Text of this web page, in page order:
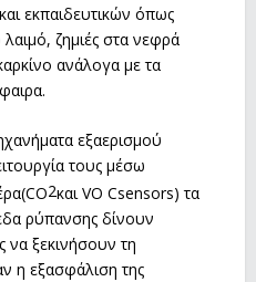
εκπαιδευτικών όπως
λαιμό, ζημιές στα νεφρά
ανάλογα με τα
εξαερισμού
τους μέσω
2και VO Csensors) τα
ρύπανσης δίνουν
να ξεκινήσουν τη
η εξασφάλιση της